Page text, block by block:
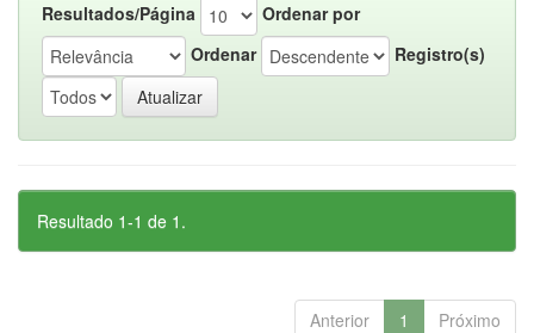
Resultados/Página
Ordenar por
Ordenar
Registro(s)
Resultado 1-1 de 1.
Anterior 1 Próximo